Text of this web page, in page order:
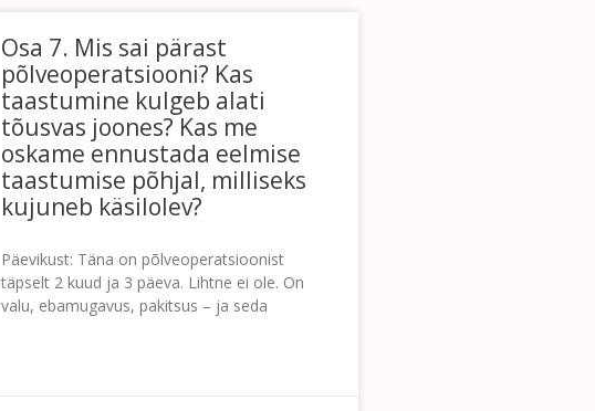
Osa 7. Mis sai pärast
põlveoperatsiooni? Kas
taastumine kulgeb alati
tõusvas joones? Kas me
oskame ennustada eelmise
taastumise põhjal, milliseks
kujuneb käsilolev?
Päevikust: Täna on põlveoperatsioonist
täpselt 2 kuud ja 3 päeva. Lihtne ei ole. On
valu, ebamugavus, pakitsus – ja seda